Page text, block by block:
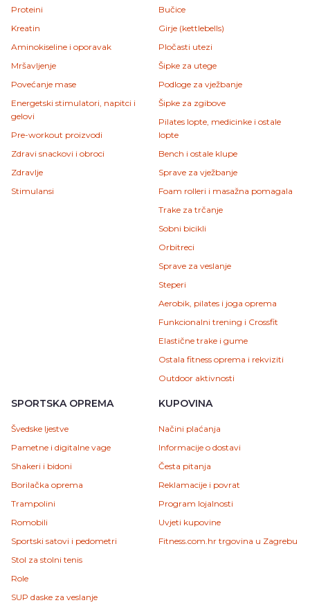
Proteini
Kreatin
Aminokiseline i oporavak
Mršavljenje
Povećanje mase
Energetski stimulatori, napitci i
gelovi
Pre-workout proizvodi
Zdravi snackovi i obroci
Zdravlje
Stimulansi
Bučice
Girje (kettlebells)
Pločasti utezi
Šipke za utege
Podloge za vježbanje
Šipke za zgibove
Pilates lopte, medicinke i ostale
lopte
Bench i ostale klupe
Sprave za vježbanje
Foam rolleri i masažna pomagala
Trake za trčanje
Sobni bicikli
Orbitreci
Sprave za veslanje
Steperi
Aerobik, pilates i joga oprema
Funkcionalni trening i Crossfit
Elastične trake i gume
Ostala fitness oprema i rekviziti
Outdoor aktivnosti
SPORTSKA OPREMA
Švedske ljestve
Pametne i digitalne vage
Shakeri i bidoni
Borilačka oprema
Trampolini
Romobili
Sportski satovi i pedometri
Stol za stolni tenis
Role
SUP daske za veslanje
KUPOVINA
Načini plaćanja
Informacije o dostavi
Česta pitanja
Reklamacije i povrat
Program lojalnosti
Uvjeti kupovine
Fitness.com.hr trgovina u Zagrebu